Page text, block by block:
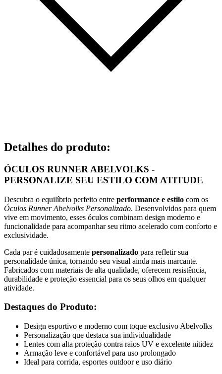
Detalhes do produto:
ÓCULOS RUNNER ABELVOLKS -
PERSONALIZE SEU ESTILO COM ATITUDE
Descubra o equilíbrio perfeito entre performance e estilo com os
Óculos Runner Abelvolks Personalizado. Desenvolvidos para quem
vive em movimento, esses óculos combinam design moderno e
funcionalidade para acompanhar seu ritmo acelerado com conforto e
exclusividade.
Cada par é cuidadosamente personalizado para refletir sua
personalidade única, tornando seu visual ainda mais marcante.
Fabricados com materiais de alta qualidade, oferecem resistência,
durabilidade e proteção essencial para os seus olhos em qualquer
atividade.
Destaques do Produto:
Design esportivo e moderno com toque exclusivo Abelvolks
Personalização que destaca sua individualidade
Lentes com alta proteção contra raios UV e excelente nitidez
Armação leve e confortável para uso prolongado
Ideal para corrida, esportes outdoor e uso diário